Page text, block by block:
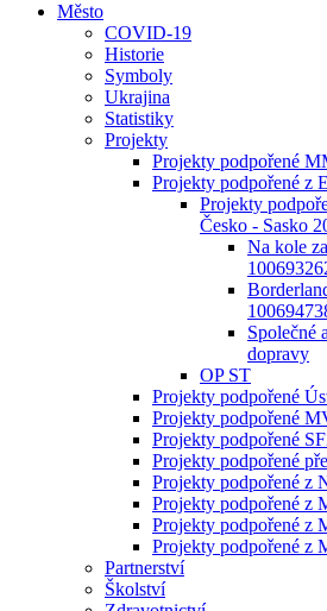
Město
COVID-19
Historie
Symboly
Ukrajina
Statistiky
Projekty
Projekty podpořené
Projekty podpořené z
Projekty
Česko - Sasko
Na kole
Společné
dopravy
OP ST
Projekty podpořené
Projekty podpořené
Projekty podpořené
Projekty podpořené
Projekty podpořené z
Projekty podpořené z
Projekty podpořené z
Projekty podpořené z
Partnerství
Školství